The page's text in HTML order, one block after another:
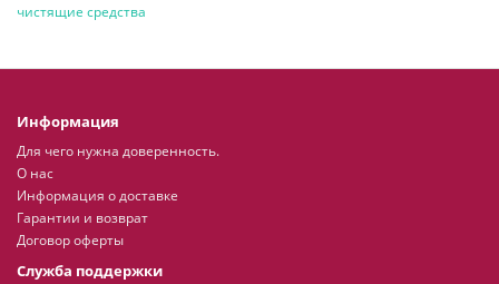
чистящие средства
Информация
Для чего нужна доверенность.
О нас
Информация о доставке
Гарантии и возврат
Договор оферты
Служба поддержки